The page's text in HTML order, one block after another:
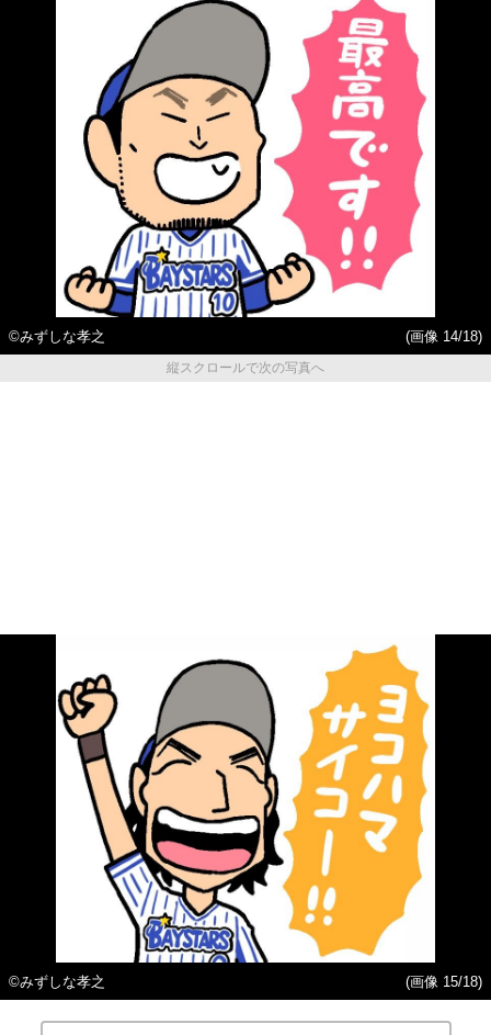
©みずしな孝之
(画像 14/18)
縦スクロールで次の写真へ
©みずしな孝之 (画像 15/18)